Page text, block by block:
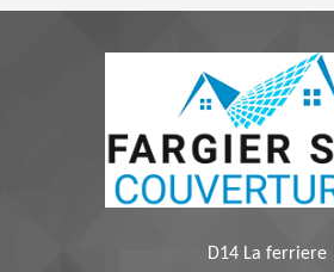
D14 La ferriere